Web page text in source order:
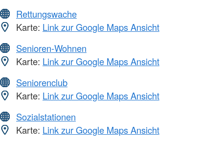
Rettungswache
Karte: Link zur Google Maps Ansicht
Senioren-Wohnen
Karte: Link zur Google Maps Ansicht
Seniorenclub
Karte: Link zur Google Maps Ansicht
Sozialstationen
Karte: Link zur Google Maps Ansicht